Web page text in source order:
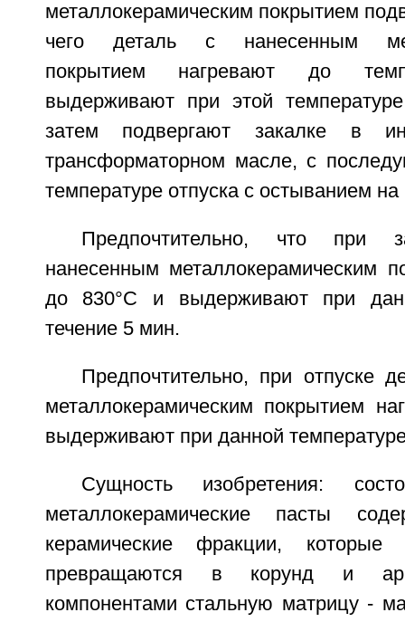
металлокерамическим покрытием
чего деталь с нанесенным
покрытием нагревают до
выдерживают при этой
затем подвергают закалке в
трансформаторном масле, с
температуре отпуска с остыванием на
Предпочтительно, что при
нанесенным металлокерамическим
до 830°С и выдерживают при
течение 5 мин.
Предпочтительно, при отпуске
металлокерамическим покрытием
выдерживают при данной
Сущность изобретения:
металлокерамические пасты
керамические фракции, которые
превращаются в корунд и
компонентами стальную матрицу -